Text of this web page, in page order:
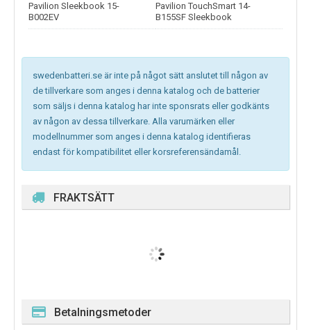
Pavilion Sleekbook 15-
B002EV
Pavilion TouchSmart 14-
B155SF Sleekbook
swedenbatteri.se är inte på något sätt anslutet till någon av
de tillverkare som anges i denna katalog och de batterier
som säljs i denna katalog har inte sponsrats eller godkänts
av någon av dessa tillverkare. Alla varumärken eller
modellnummer som anges i denna katalog identifieras
endast för kompatibilitet eller korsreferensändamål.
FRAKTSÄTT
Betalningsmetoder